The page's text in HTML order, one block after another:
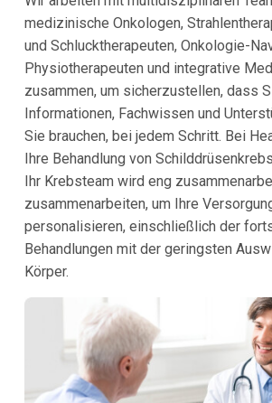
medizinische Onkologen,
und Schlucktherapeuten, Onkologie-
Physiotherapeuten und integrative
zusammen, um sicherzustellen, dass
Informationen, Fachwissen und
Sie brauchen, bei jedem Schritt. Bei
Ihre Behandlung von
Ihr Krebsteam wird eng
zusammenarbeiten, um Ihre
personalisieren, einschließlich der
Behandlungen mit der geringsten
Körper.